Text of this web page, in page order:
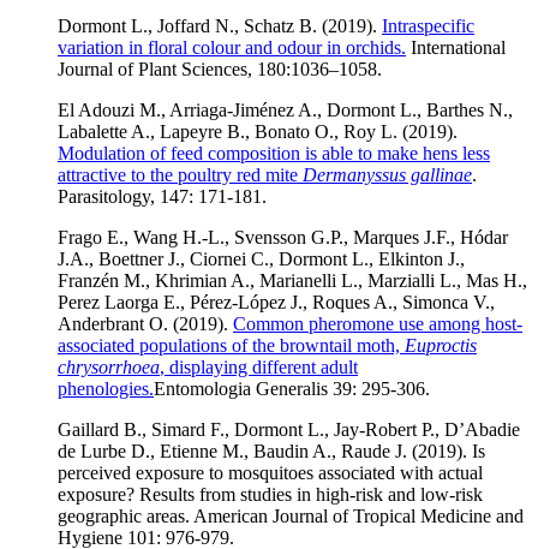
Dormont L., Joffard N., Schatz B. (2019). Intraspecific
variation in floral colour and odour in orchids. International
Journal of Plant Sciences, 180:1036–1058.
El Adouzi M., Arriaga-Jiménez A., Dormont L., Barthes N.,
Labalette A., Lapeyre B., Bonato O., Roy L. (2019).
Modulation of feed composition is able to make hens less
attractive to the poultry red mite Dermanyssus gallinae.
Parasitology, 147: 171-181.
Frago E., Wang H.-L., Svensson G.P., Marques J.F., Hódar
J.A., Boettner J., Ciornei C., Dormont L., Elkinton J.,
Franzén M., Khrimian A., Marianelli L., Marzialli L., Mas H.,
Perez Laorga E., Pérez-López J., Roques A., Simonca V.,
Anderbrant O. (2019). Common pheromone use among host-
associated populations of the browntail moth, Euproctis
chrysorrhoea, displaying different adult
phenologies.Entomologia Generalis 39: 295-306.
Gaillard B., Simard F., Dormont L., Jay-Robert P., D’Abadie
de Lurbe D., Etienne M., Baudin A., Raude J. (2019). Is
perceived exposure to mosquitoes associated with actual
exposure? Results from studies in high-risk and low-risk
geographic areas. American Journal of Tropical Medicine and
Hygiene 101: 976-979.